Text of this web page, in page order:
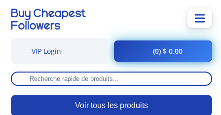
Voir tous les produits
VIP Login (0) $ 0.00